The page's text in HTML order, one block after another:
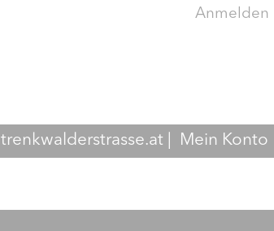
Anmelden
trenkwalderstrasse.at Mein Konto